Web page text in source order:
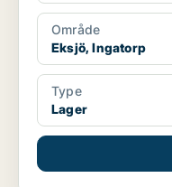
Område
Eksjö, Ingatorp
Type
Lager